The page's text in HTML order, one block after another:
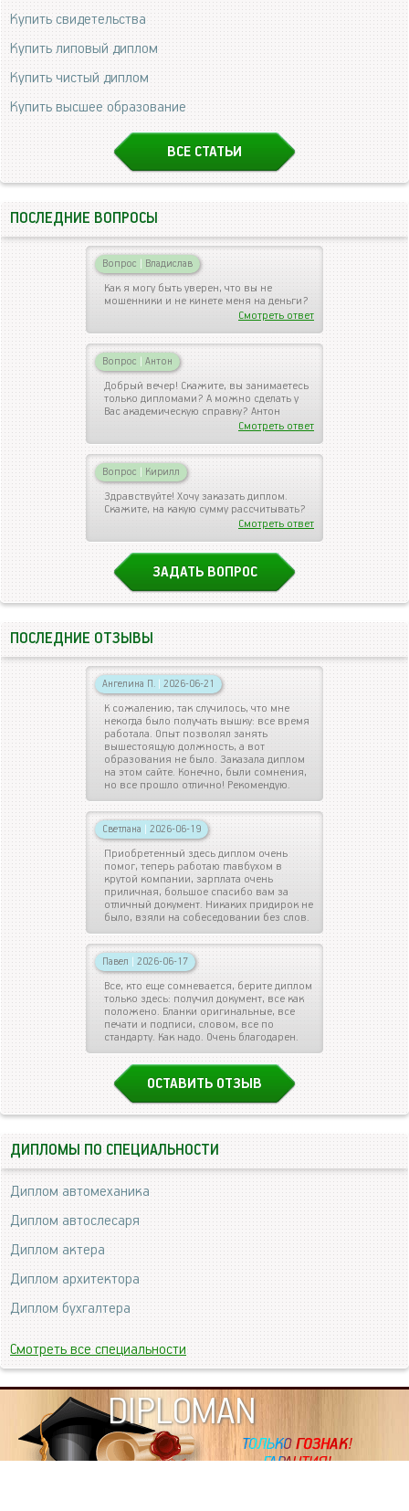
Купить свидетельства
Купить липовый диплом
Купить чистый диплом
Купить высшее образование
ВСЕ СТАТЬИ
ПОСЛЕДНИЕ ВОПРОСЫ
Вопрос | Владислав
Как я могу быть уверен, что вы не
мошенники и не кинете меня на деньги?
Смотреть ответ
Вопрос | Антон
Добрый вечер! Скажите, вы занимаетесь
только дипломами? А можно сделать у
Вас академическую справку? Антон
Смотреть ответ
Вопрос | Кирилл
Здравствуйте! Хочу заказать диплом.
Скажите, на какую сумму рассчитывать?
Смотреть ответ
ЗАДАТЬ ВОПРОС
ПОСЛЕДНИЕ ОТЗЫВЫ
Ангелина П. | 2026-06-21
К сожалению, так случилось, что мне
некогда было получать вышку: все время
работала. Опыт позволял занять
вышестоящую должность, а вот
образования не было. Заказала диплом
на этом сайте. Конечно, были сомнения,
но все прошло отлично! Рекомендую.
Светлана | 2026-06-19
Приобретенный здесь диплом очень
помог, теперь работаю главбухом в
крутой компании, зарплата очень
приличная, большое спасибо вам за
отличный документ. Никаких придирок не
было, взяли на собеседовании без слов.
Павел | 2026-06-17
Все, кто еще сомневается, берите диплом
только здесь: получил документ, все как
положено. Бланки оригинальные, все
печати и подписи, словом, все по
стандарту. Как надо. Очень благодарен.
ОСТАВИТЬ ОТЗЫВ
ДИПЛОМЫ ПО СПЕЦИАЛЬНОСТИ
Диплом автомеханика
Диплом автослесаря
Диплом актера
Диплом архитектора
Диплом бухгалтера
Смотреть все специальности
DIPLOMAN